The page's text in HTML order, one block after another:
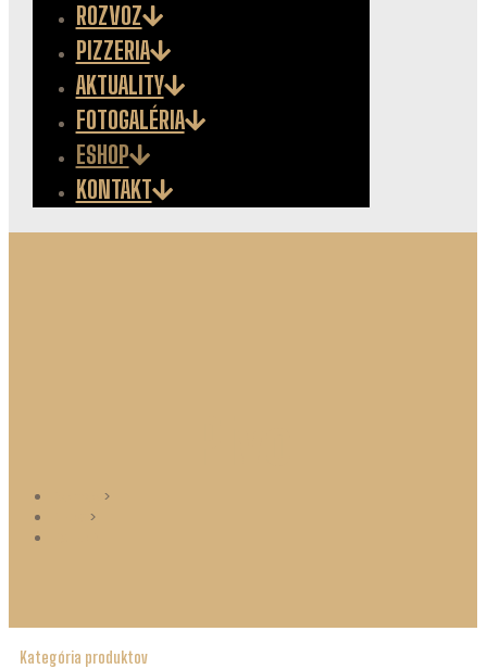
ROZVOZ
PIZZERIA
AKTUALITY
FOTOGALÉRIA
ESHOP
KONTAKT
>
>
Kategória produktov